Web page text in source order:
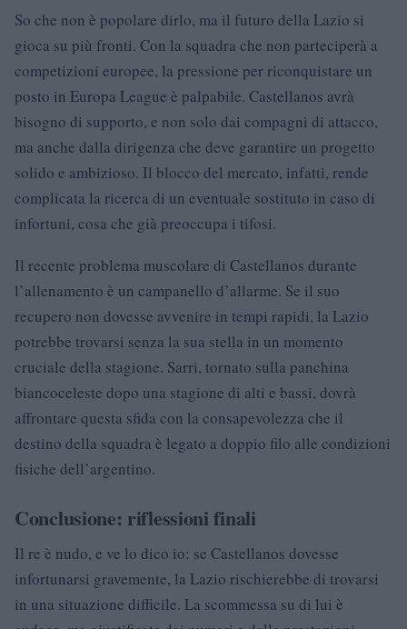
So che non è popolare dirlo, ma il futuro della Lazio si
gioca su più fronti. Con la squadra che non parteciperà a
competizioni europee, la pressione per riconquistare un
posto in Europa League è palpabile. Castellanos avrà
bisogno di supporto, e non solo dai compagni di attacco,
ma anche dalla dirigenza che deve garantire un progetto
solido e ambizioso. Il blocco del mercato, infatti, rende
complicata la ricerca di un eventuale sostituto in caso di
infortuni, cosa che già preoccupa i tifosi.
Il recente problema muscolare di Castellanos durante
l’allenamento è un campanello d’allarme. Se il suo
recupero non dovesse avvenire in tempi rapidi, la Lazio
potrebbe trovarsi senza la sua stella in un momento
cruciale della stagione. Sarri, tornato sulla panchina
biancoceleste dopo una stagione di alti e bassi, dovrà
affrontare questa sfida con la consapevolezza che il
destino della squadra è legato a doppio filo alle condizioni
fisiche dell’argentino.
Conclusione: riflessioni finali
Il re è nudo, e ve lo dico io: se Castellanos dovesse
infortunarsi gravemente, la Lazio rischierebbe di trovarsi
in una situazione difficile. La scommessa su di lui è